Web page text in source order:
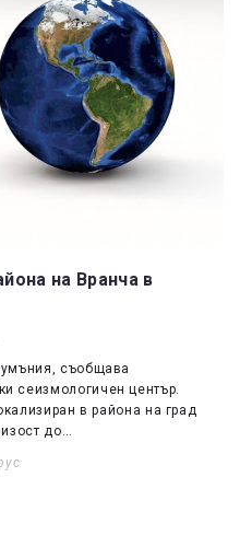
на Вранча в
съобщава
сеизмологичен център.
в района на град
до…